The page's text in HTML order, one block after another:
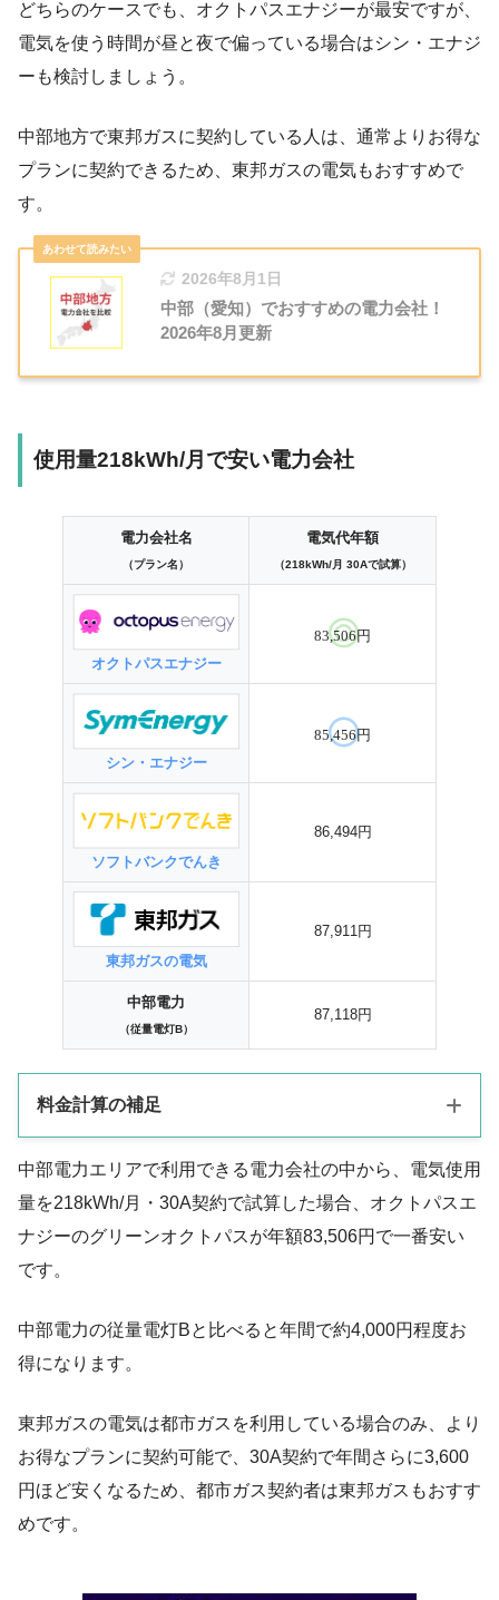
どちらのケースでも、オクトパスエナジーが最安ですが、
電気を使う時間が昼と夜で偏っている場合はシン・エナジ
ーも検討しましょう。
中部地方で東邦ガスに契約している人は、通常よりお得な
プランに契約できるため、東邦ガスの電気もおすすめで
す。
2026年8月1日
中部（愛知）でおすすめの電力会社！
2026年8月更新
使用量218kWh/月で安い電力会社
電力会社名
（プラン名）
電気代年額
（218kWh/月 30Aで試算）
オクトパスエナジー
83,506円
シン・エナジー
85,456円
ソフトバンクでんき
86,494円
東邦ガスの電気
87,911円
中部電力
（従量電灯B）
87,118円
料金計算の補足
基本料金・電力量料金は2024年現在の価格を適用
該当年月の燃料費調整額・市場価格調整額・再エネ賦課金を含
中部電力エリアで利用できる電力会社の中から、電気使用
量を218kWh/月・30A契約で試算した場合、オクトパスエ
ナジーのグリーンオクトパスが年額83,506円で一番安い
です。
中部電力の従量電灯Bと比べると年間で約4,000円程度お
得になります。
東邦ガスの電気は都市ガスを利用している場合のみ、より
お得なプランに契約可能で、30A契約で年間さらに3,600
円ほど安くなるため、都市ガス契約者は東邦ガスもおすす
めです。